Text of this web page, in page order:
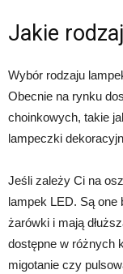
Jakie
Wybór rodzaju
Obecnie na rynku
choinkowych, takie
lampeczki
Jeśli zależy Ci na
lampek LED. Są one
żarówki i mają
dostępne w różnych
migotanie czy